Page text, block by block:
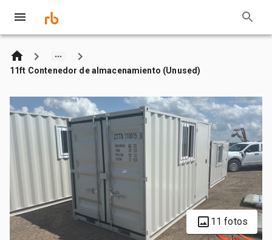
11ft Contenedor de almacenamiento (Unused)
11 fotos